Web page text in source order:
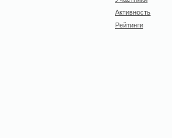
Активность
Рейтинги